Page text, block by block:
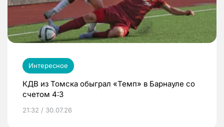
Интересное
КДВ из Томска обыграл «Темп» в Барнауле со
счетом 4:3
21:32 / 30.07.26